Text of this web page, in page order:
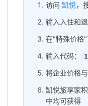
访问 凯悦，
输入入住和
在"特殊价格
输入代码：
将企业价格
凯悦旅享家
中均可获得